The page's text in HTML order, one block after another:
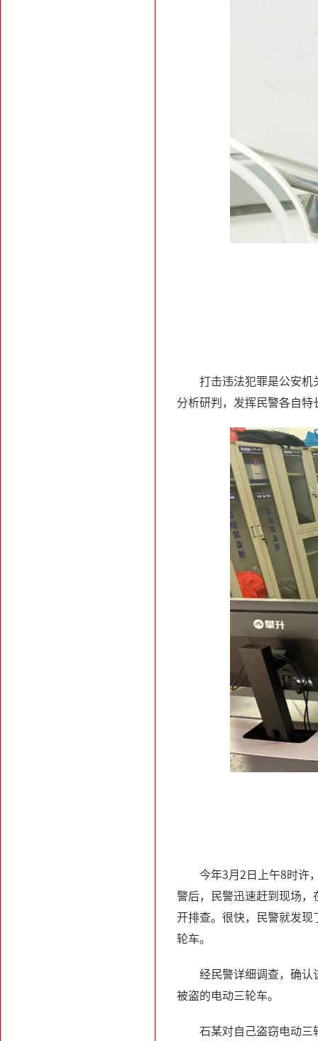
打击违法犯罪是公安
分析研判，发挥民警各自
今年3月2日上午8时许
警后，民警迅速赶到现场，
开排查。很快，民警就发
轮车。
经民警详细调查，确认
被盗的电动三轮车。
石某对自己盗窃电动三